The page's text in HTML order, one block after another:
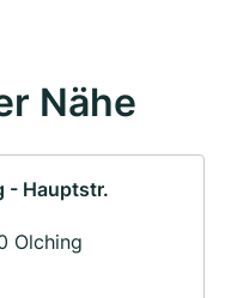
Nähe
- Hauptstr.
Olching